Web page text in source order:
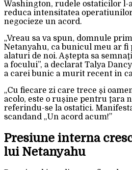
Washington, rudele ostaticilor l-
reduca intensitatea
negocieze un acord.
„Vreau sa va spun, domnule
Netanyahu, ca bunicul meu ar
alaturi de noi. Aştepta sa
a focului”, a declarat Talya
a carei bunic a murit recent in
„Cu fiecare zi care trece şi
acolo, este o ruşine pentru ţara
referindu-se la ostatici.
scandand „Un acord acum!”
Presiune interna
lui Netanyahu